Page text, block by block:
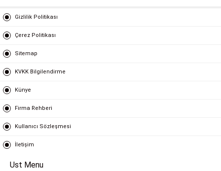
Gizlilik Politikası
Çerez Politikası
Sitemap
KVKK Bilgilendirme
Künye
Firma Rehberi
Kullanıcı Sözleşmesi
İletişim
Ust Menu